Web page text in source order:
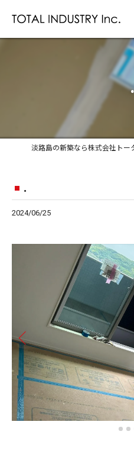
淡路島の新築なら株式会社トー
.
2024/06/25